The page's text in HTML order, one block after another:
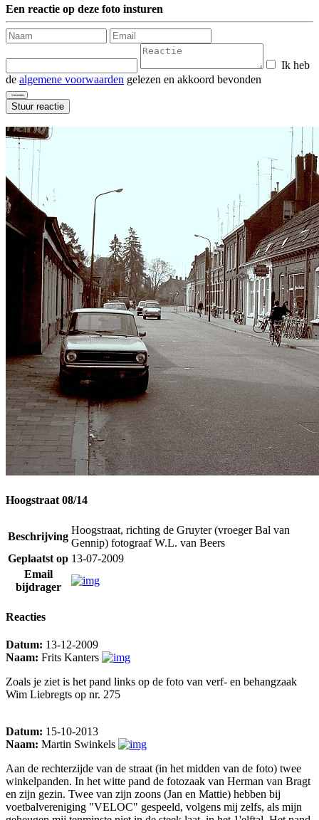
Een reactie op deze foto insturen
Ik heb
de algemene voorwaarden gelezen en akkoord bevonden
Hoogstraat 08/14
Beschrijving
Hoogstraat, richting de Gruyter (vroeger Bal van
Gennip) fotograaf W.L. van Beers
Geplaatst op 13-07-2009
Email
bijdrager
Reacties
Datum: 13-12-2009
Naam: Frits Kanters
Zoals je ziet is het pand links op de foto van verf- en behangzaak
Wim Liebregts op nr. 275
Datum: 15-10-2013
Naam: Martin Swinkels
Aan de rechterzijde van de straat (in het midden van de foto) twee
winkelpanden. In het witte pand de fotozaak van Herman van Bragt
en zijn gezin. Twee van zijn zoons (Jan en Mattie) hebben bij
voetbalvereniging "VELOC" gespeeld, volgens mij zelfs, als mijn